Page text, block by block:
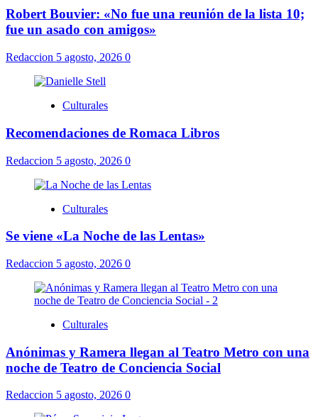
Robert Bouvier: «No fue una reunión de la lista 10;
fue un asado con amigos»
Redaccion 5 agosto, 2026 0
Culturales
Recomendaciones de Romaca Libros
Redaccion 5 agosto, 2026 0
Culturales
Se viene «La Noche de las Lentas»
Redaccion 5 agosto, 2026 0
Culturales
Anónimas y Ramera llegan al Teatro Metro con una
noche de Teatro de Conciencia Social
Redaccion 5 agosto, 2026 0